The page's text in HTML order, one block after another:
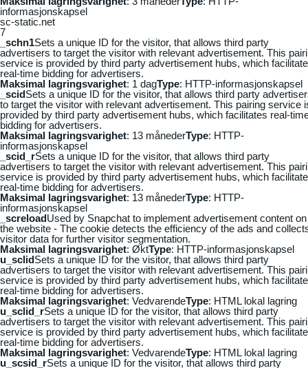
informasjonskapsel
sc-static.net
7
_schn1Sets a unique ID for the visitor, that allows third party
advertisers to target the visitor with relevant advertisement. This
service is provided by third party advertisement hubs, which
real-time bidding for advertisers.
Maksimal lagringsvarighet: 1 dagType: HTTP-informasjonskapsel
_scidSets a unique ID for the visitor, that allows third party
to target the visitor with relevant advertisement. This pairing service
provided by third party advertisement hubs, which facilitates real-
bidding for advertisers.
Maksimal lagringsvarighet: 13 månederType: HTTP-
informasjonskapsel
_scid_rSets a unique ID for the visitor, that allows third party
advertisers to target the visitor with relevant advertisement. This
service is provided by third party advertisement hubs, which
real-time bidding for advertisers.
Maksimal lagringsvarighet: 13 månederType: HTTP-
informasjonskapsel
_screloadUsed by Snapchat to implement advertisement content on
the website - The cookie detects the efficiency of the ads and
visitor data for further visitor segmentation.
Maksimal lagringsvarighet: ØktType: HTTP-informasjonskapsel
u_sclidSets a unique ID for the visitor, that allows third party
advertisers to target the visitor with relevant advertisement. This
service is provided by third party advertisement hubs, which
real-time bidding for advertisers.
Maksimal lagringsvarighet: VedvarendeType: HTML lokal lagring
u_sclid_rSets a unique ID for the visitor, that allows third party
advertisers to target the visitor with relevant advertisement. This
service is provided by third party advertisement hubs, which
real-time bidding for advertisers.
Maksimal lagringsvarighet: VedvarendeType: HTML lokal lagring
u_scsid_rSets a unique ID for the visitor, that allows third party